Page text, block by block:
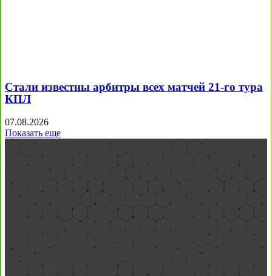
Стали известны арбитры всех матчей 21-го тура
КПЛ
07.08.2026
Показать еще